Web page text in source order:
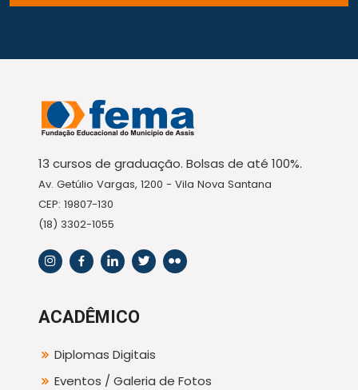
13 cursos de graduação. Bolsas de até 100%.
Av. Getúlio Vargas, 1200 - Vila Nova Santana
CEP: 19807-130
(18) 3302-1055
ACADÊMICO
Diplomas Digitais
Eventos / Galeria de Fotos